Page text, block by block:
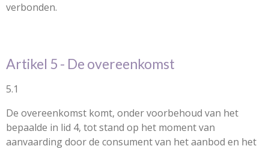
verbonden.
Artikel 5 - De overeenkomst
5.1
De overeenkomst komt, onder voorbehoud van het
bepaalde in lid 4, tot stand op het moment van
aanvaarding door de consument van het aanbod en het